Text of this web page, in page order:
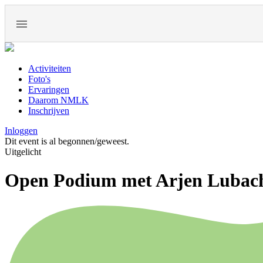
Activiteiten
Foto's
Ervaringen
Daarom NMLK
Inschrijven
Inloggen
Dit event is al begonnen/geweest.
Uitgelicht
Open Podium met Arjen